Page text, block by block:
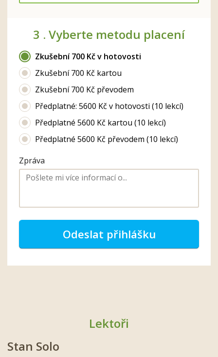
3 . Vyberte metodu placení
Zkušební 700 Kč v hotovosti
Zkušební 700 Kč kartou
Zkušební 700 Kč převodem
Předplatné: 5600 Kč v hotovosti (10 lekcí)
Předplatné 5600 Kč kartou (10 lekcí)
Předplatné 5600 Kč převodem (10 lekcí)
Zpráva
Odeslat přihlášku
Lektoři
Stan Solo